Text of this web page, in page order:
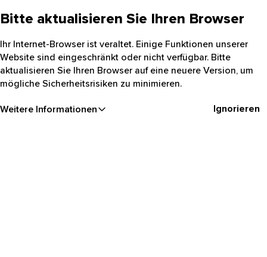
Bitte aktualisieren Sie Ihren Browser
Ihr Internet-Browser ist veraltet. Einige Funktionen unserer
Website sind eingeschränkt oder nicht verfügbar. Bitte
aktualisieren Sie Ihren Browser auf eine neuere Version, um
mögliche Sicherheitsrisiken zu minimieren.
Weitere Informationen Ignorieren